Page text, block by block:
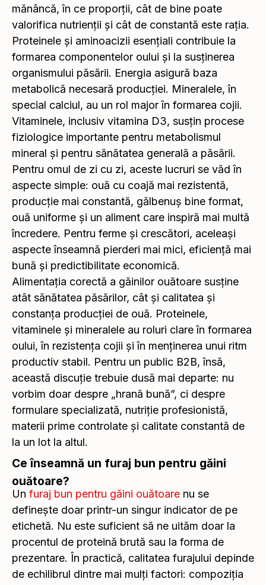
mănâncă, în ce proporții, cât de bine poate
valorifica nutrienții și cât de constantă este rația.
Proteinele și aminoacizii esențiali contribuie la
formarea componentelor oului și la susținerea
organismului păsării. Energia asigură baza
metabolică necesară producției. Mineralele, în
special calciul, au un rol major în formarea cojii.
Vitaminele, inclusiv vitamina D3, susțin procese
fiziologice importante pentru metabolismul
mineral și pentru sănătatea generală a păsării.
Pentru omul de zi cu zi, aceste lucruri se văd în
aspecte simple: ouă cu coajă mai rezistentă,
producție mai constantă, gălbenuș bine format,
ouă uniforme și un aliment care inspiră mai multă
încredere. Pentru ferme și crescători, aceleași
aspecte înseamnă pierderi mai mici, eficiență mai
bună și predictibilitate economică.
Alimentația corectă a găinilor ouătoare susține
atât sănătatea păsărilor, cât și calitatea și
constanța producției de ouă. Proteinele,
vitaminele și mineralele au roluri clare în formarea
oului, în rezistența cojii și în menținerea unui ritm
productiv stabil. Pentru un public B2B, însă,
această discuție trebuie dusă mai departe: nu
vorbim doar despre „hrană bună”, ci despre
formulare specializată, nutriție profesionistă,
materii prime controlate și calitate constantă de
la un lot la altul.
Ce înseamnă un furaj bun pentru găini
ouătoare?
Un furaj bun pentru găini ouătoare nu se
definește doar printr-un singur indicator de pe
etichetă. Nu este suficient să ne uităm doar la
procentul de proteină brută sau la forma de
prezentare. În practică, calitatea furajului depinde
de echilibrul dintre mai mulți factori: compoziția